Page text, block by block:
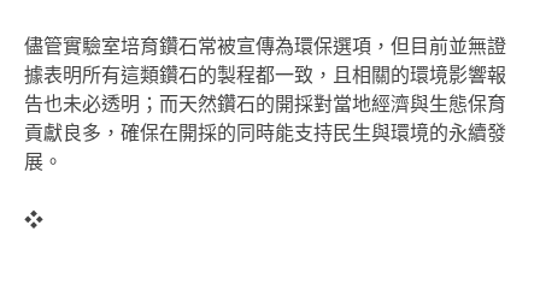
儘管實驗室培育鑽石常被宣傳為環保選項，但目前並無證
據表明所有這類鑽石的製程都一致，且相關的環境影響報
告也未必透明；而天然鑽石的開採對當地經濟與生態保育
貢獻良多，確保在開採的同時能支持民生與環境的永續發
展。
❖